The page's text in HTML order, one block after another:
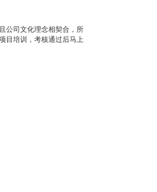
公司文化理念相契合，所
目培训，考核通过后马上